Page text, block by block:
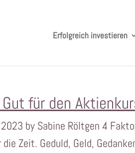
Erfolgreich investieren
für den
by Sabine Röltgen 4
Zeit. Geduld, Geld,